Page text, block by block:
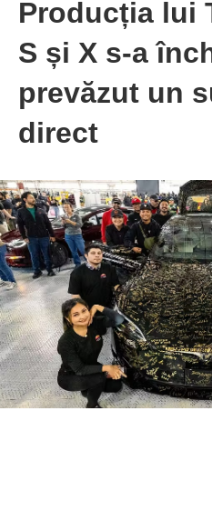
Producția lui
S și X s-a
prevăzut un
direct